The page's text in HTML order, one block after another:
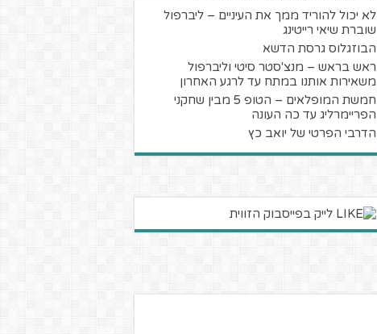
לא יכול להוריד ממך את העיניים – ליברפול
שוברת שיאי רייטינג
הבוזגלוס גרסת הדשא
ראש בראש – מנצ'סטר סיטי וליברפול
משאירות אותנו במתח עד לרגע האחרון
חמשת המופלאים – הטופ 5 מבין שחקני
הפריימרליג עד כה העונה
הדרבי הפרטי של יואב כץ